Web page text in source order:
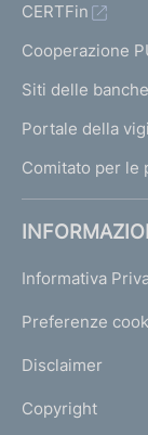
CERTFin
Cooperazione
Siti delle
Portale della
Comitato per le
Informativa
Preferenze
Disclaimer
Copyright